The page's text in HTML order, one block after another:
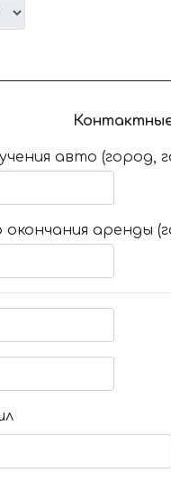
авто (город,
аренды